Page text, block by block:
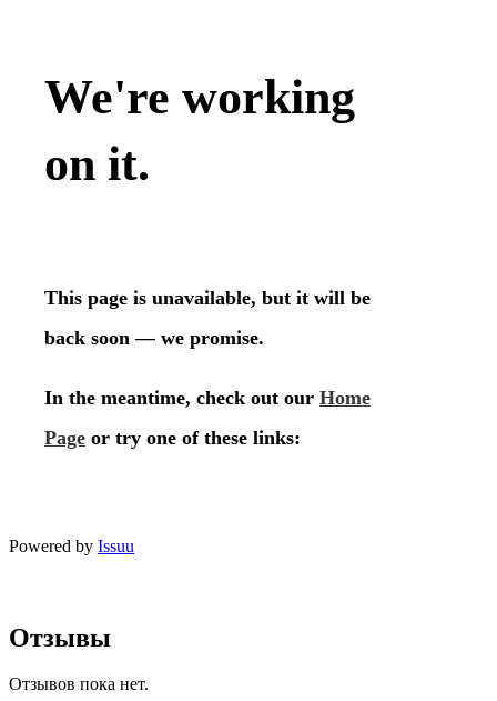
Powered by Issuu
Отзывы
Отзывов пока нет.